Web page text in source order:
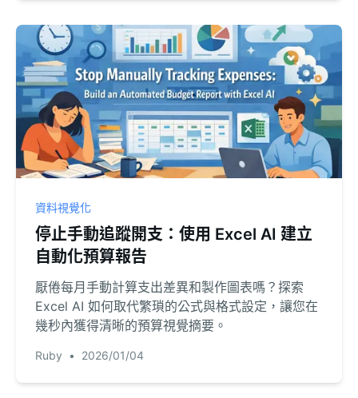
資料視覺化
停止手動追蹤開支：使用 Excel AI 建立
自動化預算報告
厭倦每月手動計算支出差異和製作圖表嗎？探索
Excel AI 如何取代繁瑣的公式與格式設定，讓您在
幾秒內獲得清晰的預算視覺摘要。
Ruby • 2026/01/04